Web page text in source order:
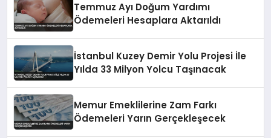
Temmuz Ayı Doğum Yardımı
Ödemeleri Hesaplara Aktarıldı
İstanbul Kuzey Demir Yolu Projesi İle
Yılda 33 Milyon Yolcu Taşınacak
Memur Emeklilerine Zam Farkı
Ödemeleri Yarın Gerçekleşecek